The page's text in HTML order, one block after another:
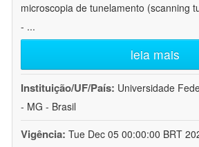
microscopia de tunelamento (scanning
- ...
leia mais
Instituição/UF/País: Universidade
- MG - Brasil
Vigência: Tue Dec 05 00:00:00 BRT